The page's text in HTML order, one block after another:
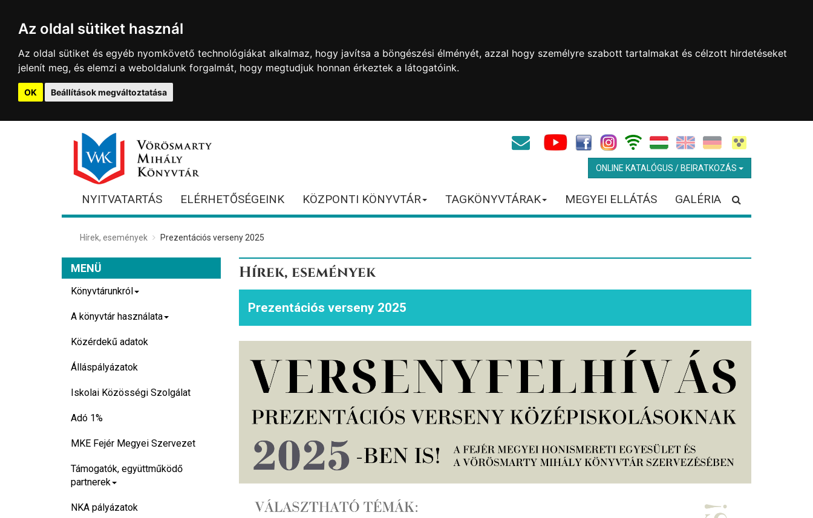
Az oldal sütiket használ
Az oldal sütiket és egyéb nyomkövető technológiákat alkalmaz, hogy javítsa a böngészési élményét, azzal hogy személyre szabott tartalmakat és célzott hirdetéseket
jelenít meg, és elemzi a weboldalunk forgalmát, hogy megtudjuk honnan érkeztek a látogatóink.
OK Beállítások megváltoztatása
ONLINE KATALÓGUS / BEIRATKOZÁS
NYITVATARTÁS ELÉRHETŐSÉGEINK KÖZPONTI KÖNYVTÁR TAGKÖNYVTÁRAK MEGYEI ELLÁTÁS GALÉRIA
Hírek, események Prezentációs verseny 2025
Hírek, események
Prezentációs verseny 2025
MENÜ
Könyvtárunkról
A könyvtár használata
Közérdekű adatok
Álláspályázatok
Iskolai Közösségi Szolgálat
Adó 1%
MKE Fejér Megyei Szervezet
Támogatók, együttműködő
partnerek
NKA pályázatok